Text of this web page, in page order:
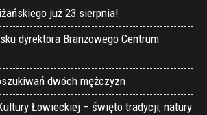
już 23 sierpnia!
dyrektora Branżowego Centrum
dwóch mężczyzn
Łowieckiej – święto tradycji, natury